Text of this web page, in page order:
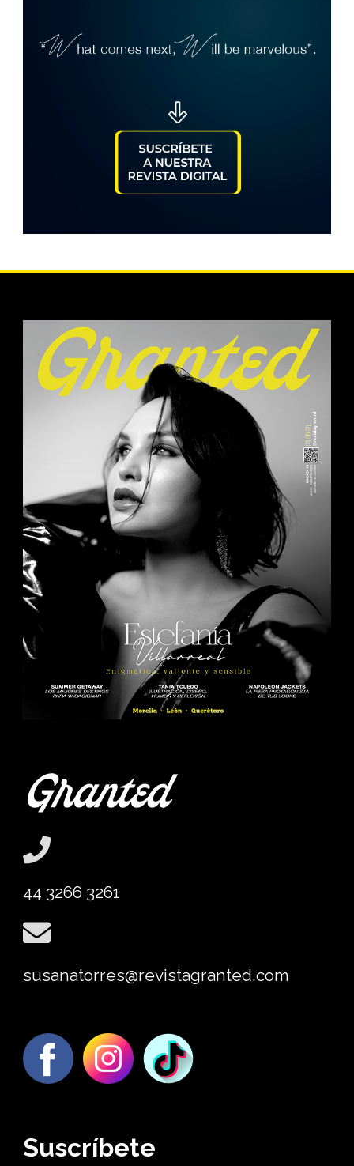
44 3266 3261
susanatorres@revistagranted.com
Suscríbete